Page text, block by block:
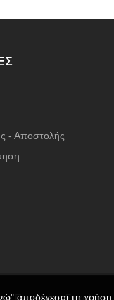
- Αποστολής
Παναγιώτη Σακαλάκη.
αποδέχεσαι τη